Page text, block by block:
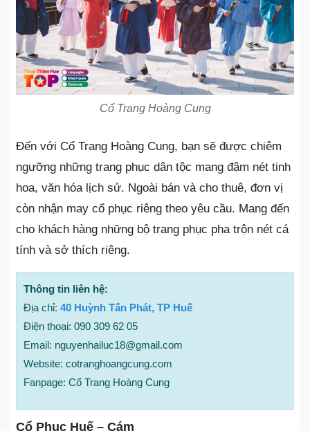
Cổ Trang Hoàng Cung
Đến với Cổ Trang Hoàng Cung, bạn sẽ được chiêm
ngưỡng những trang phục dân tộc mang đậm nét tinh
hoa, văn hóa lịch sử. Ngoài bán và cho thuê, đơn vị
còn nhận may cổ phục riêng theo yêu cầu. Mang đến
cho khách hàng những bộ trang phục pha trộn nét cá
tính và sở thích riêng.
Thông tin liên hệ:
Địa chỉ: 40 Huỳnh Tấn Phát, TP Huế
Điện thoại: 090 309 62 05
Email: nguyenhailuc18@gmail.com
Website: cotranghoangcung.com
Fanpage: Cổ Trang Hoàng Cung
Cổ Phục Huế – Cám